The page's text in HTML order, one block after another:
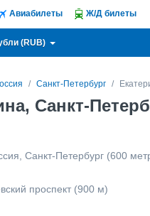
Авиабилеты Ж/Д билеты
(RUB)
Санкт-Петербург
Санкт-
Санкт-Петербург (600
проспект (900 м)